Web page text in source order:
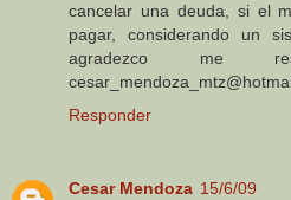
cancelar una deuda, si el
pagar, considerando un
agradezco me
Responder
Cesar Mendoza 15/6/09